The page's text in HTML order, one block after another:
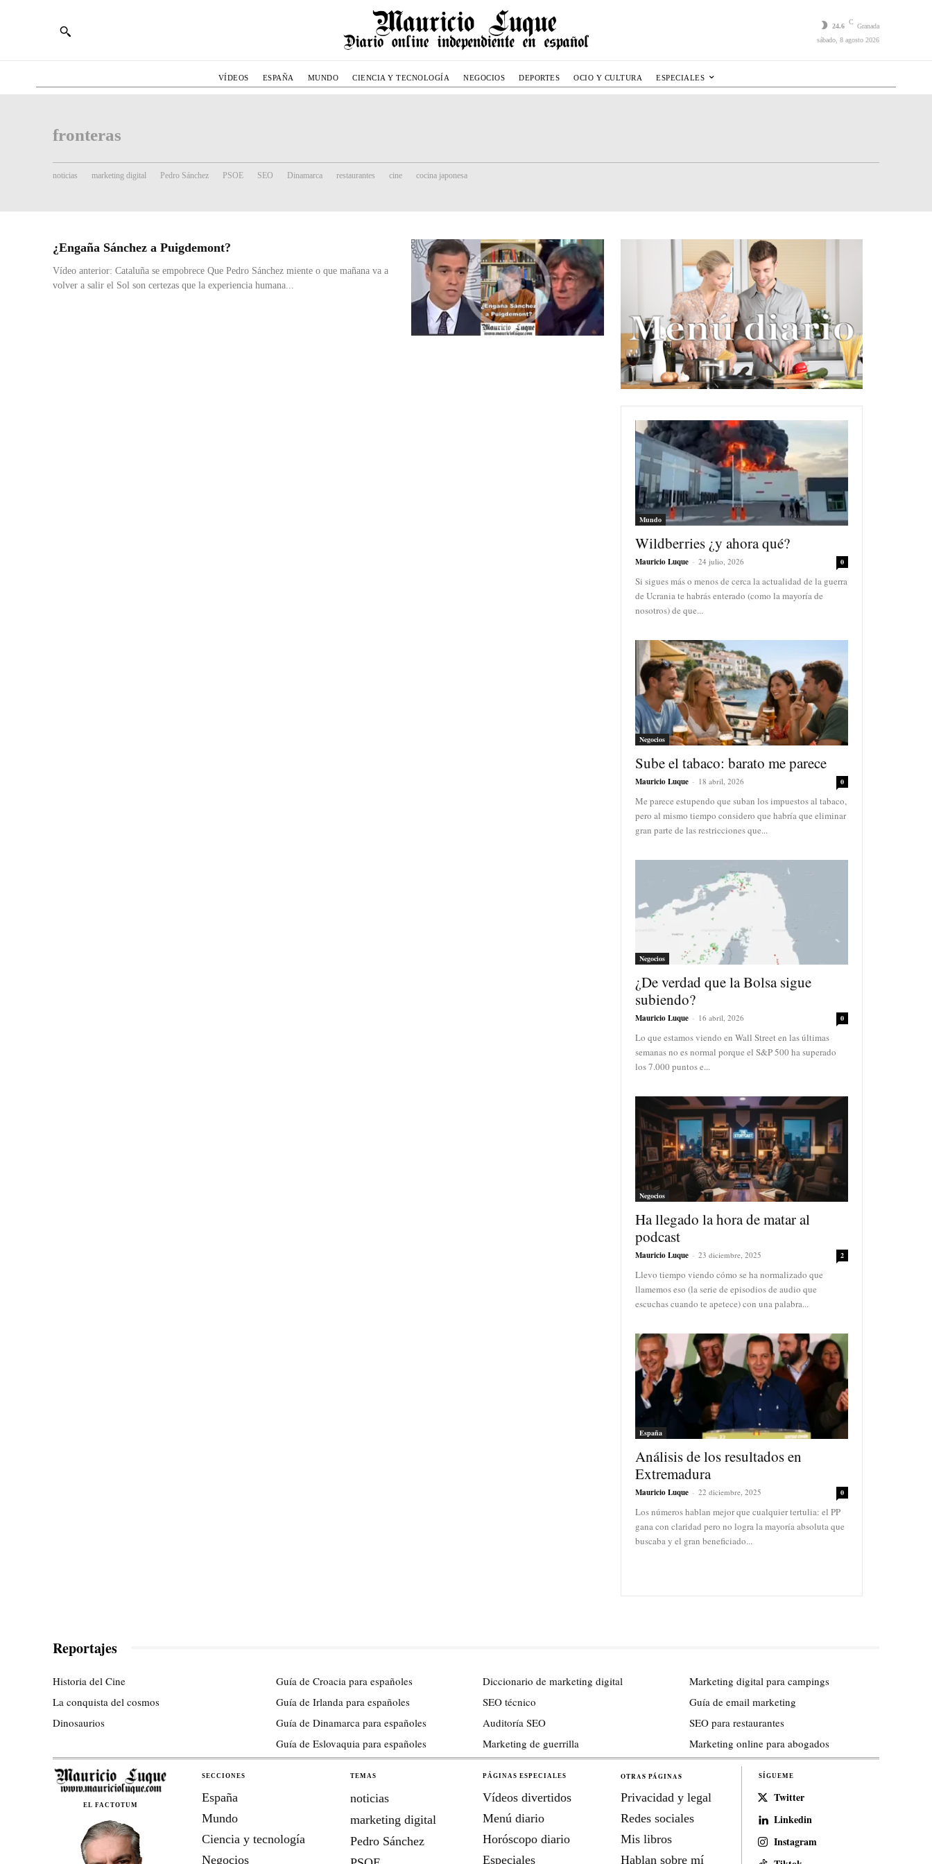
24.6
C
Granada
sábado, 8 agosto 2026
VÍDEOS ESPAÑA MUNDO CIENCIA Y TECNOLOGÍA NEGOCIOS DEPORTES OCIO Y CULTURA ESPECIALES
fronteras
noticias marketing digital Pedro Sánchez PSOE SEO Dinamarca restaurantes cine cocina japonesa
¿Engaña Sánchez a Puigdemont?
Vídeo anterior: Cataluña se empobrece Que Pedro Sánchez miente o que mañana va a
volver a salir el Sol son certezas que la experiencia humana...
Mundo
Wildberries ¿y ahora qué?
Mauricio Luque - 24 julio, 2026 0
Si sigues más o menos de cerca la actualidad de la guerra
de Ucrania te habrás enterado (como la mayoría de
nosotros) de que...
Negocios
Sube el tabaco: barato me parece
Mauricio Luque - 18 abril, 2026 0
Me parece estupendo que suban los impuestos al tabaco,
pero al mismo tiempo considero que habría que eliminar
gran parte de las restricciones que...
Negocios
¿De verdad que la Bolsa sigue
subiendo?
Mauricio Luque - 16 abril, 2026 0
Lo que estamos viendo en Wall Street en las últimas
semanas no es normal porque el S&P 500 ha superado
los 7.000 puntos e...
Negocios
Ha llegado la hora de matar al
podcast
Mauricio Luque - 23 diciembre, 2025 2
Llevo tiempo viendo cómo se ha normalizado que
llamemos eso (la serie de episodios de audio que
escuchas cuando te apetece) con una palabra...
España
Análisis de los resultados en
Extremadura
Mauricio Luque - 22 diciembre, 2025 0
Los números hablan mejor que cualquier tertulia: el PP
gana con claridad pero no logra la mayoría absoluta que
buscaba y el gran beneficiado...
Reportajes
Historia del Cine
La conquista del cosmos
Dinosaurios
Guía de Croacia para españoles
Guía de Irlanda para españoles
Guía de Dinamarca para españoles
Guía de Eslovaquia para españoles
Diccionario de marketing digital
SEO técnico
Auditoría SEO
Marketing de guerrilla
Marketing digital para campings
Guía de email marketing
SEO para restaurantes
Marketing online para abogados
EL FACTOTUM
SECCIONES
España
Mundo
Ciencia y tecnología
Negocios
TEMAS
noticias
marketing digital
Pedro Sánchez
PÁGINAS ESPECIALES
Vídeos divertidos
Menú diario
Horóscopo diario
Especiales
OTRAS PÁGINAS
Privacidad y legal
Redes sociales
Mis libros
Hablan sobre mí
SÍGUEME
Twitter
Linkedin
Instagram